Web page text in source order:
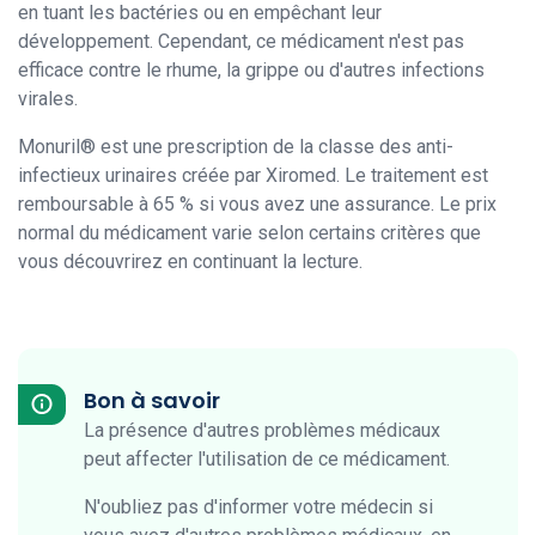
en tuant les bactéries ou en empêchant leur
développement. Cependant, ce médicament n'est pas
efficace contre le rhume, la grippe ou d'autres infections
virales.
Monuril® est une prescription de la classe des anti-
infectieux urinaires créée par Xiromed. Le traitement est
remboursable à 65 % si vous avez une assurance. Le prix
normal du médicament varie selon certains critères que
vous découvrirez en continuant la lecture.
Bon à savoir
La présence d'autres problèmes médicaux
peut affecter l'utilisation de ce médicament.
N'oubliez pas d'informer votre médecin si